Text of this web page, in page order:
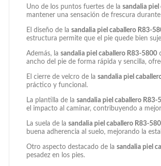
Uno de los puntos fuertes de la sandalia
mantener una sensación de frescura
El diseño de la sandalia piel caballero R83-
estructura permite que el pie quede bien
Además, la sandalia piel caballero R83-5800
ancho del pie de forma rápida y sencilla,
El cierre de velcro de la sandalia piel
práctico y funcional.
La plantilla de la sandalia piel caballero R83-
el impacto al caminar, contribuyendo a
La suela de la sandalia piel caballero R83-
buena adherencia al suelo, mejorando la
Otro aspecto destacado de la sandalia piel
pesadez en los pies.